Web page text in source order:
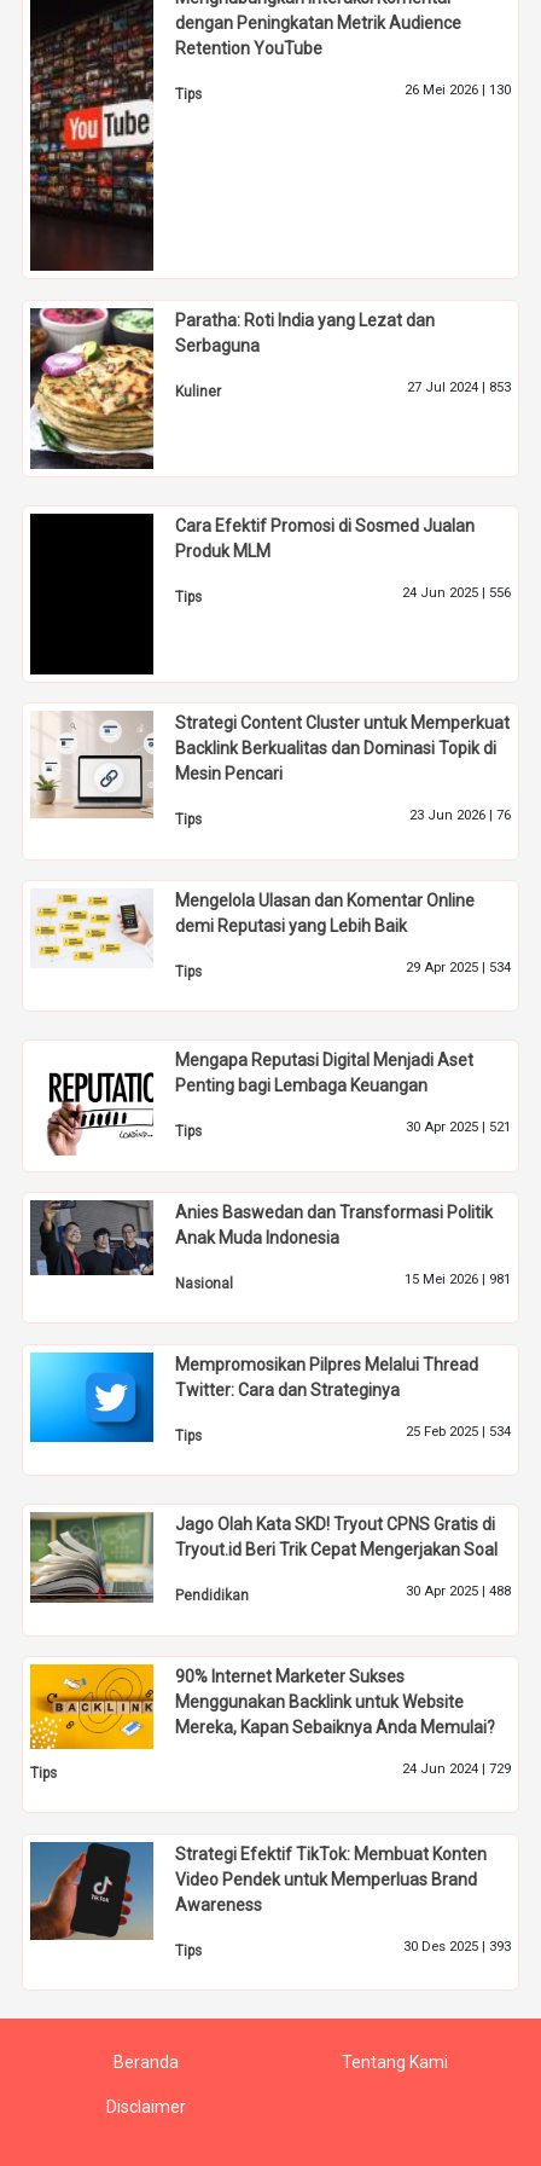
dengan Peningkatan Metrik Audience
Retention YouTube
Tips 26 Mei 2026 | 130
Paratha: Roti India yang Lezat dan
Serbaguna
Kuliner 27 Jul 2024 | 853
Cara Efektif Promosi di Sosmed Jualan
Produk MLM
Tips 24 Jun 2025 | 556
Strategi Content Cluster untuk Memperkuat
Backlink Berkualitas dan Dominasi Topik di
Mesin Pencari
Tips 23 Jun 2026 | 76
Mengelola Ulasan dan Komentar Online
demi Reputasi yang Lebih Baik
Tips 29 Apr 2025 | 534
Mengapa Reputasi Digital Menjadi Aset
Penting bagi Lembaga Keuangan
Tips 30 Apr 2025 | 521
Anies Baswedan dan Transformasi Politik
Anak Muda Indonesia
Nasional 15 Mei 2026 | 981
Mempromosikan Pilpres Melalui Thread
Twitter: Cara dan Strateginya
Tips 25 Feb 2025 | 534
Jago Olah Kata SKD! Tryout CPNS Gratis di
Tryout.id Beri Trik Cepat Mengerjakan Soal
Pendidikan 30 Apr 2025 | 488
90% Internet Marketer Sukses
Menggunakan Backlink untuk Website
Mereka, Kapan Sebaiknya Anda Memulai?
Tips 24 Jun 2024 | 729
Strategi Efektif TikTok: Membuat Konten
Video Pendek untuk Memperluas Brand
Awareness
Tips 30 Des 2025 | 393
Beranda Tentang Kami
Disclaimer